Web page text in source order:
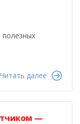
Читать далее
—